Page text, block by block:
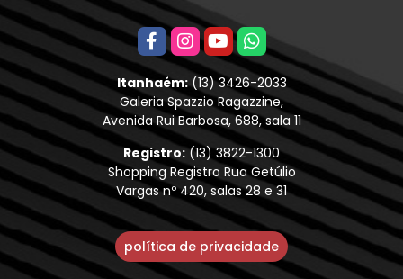
Itanhaém:(13) 3426-2033
Galeria Spazzio Ragazzine,
Avenida Rui Barbosa, 688, sala 11
Registro:(13) 3822-1300
Shopping Registro Rua Getúlio
Vargas nº 420, salas 28 e 31
política de privacidade